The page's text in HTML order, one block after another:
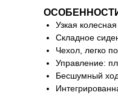
Узкая
Складное
Чехол, легко
Управление:
Бесшумный